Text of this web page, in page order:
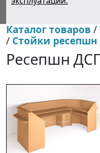
Каталог товаров /
/ Стойки ресепшн
Ресепшн